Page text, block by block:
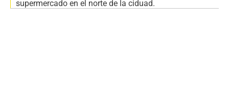
supermercado en el norte de la ciduad.